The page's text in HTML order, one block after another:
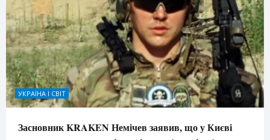
УКРАЇНА І СВІТ
Засновник KRAKEN Немічев заявив, що у Києві